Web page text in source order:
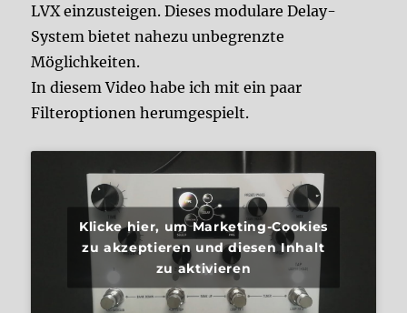
LVX einzusteigen. Dieses modulare Delay-
System bietet nahezu unbegrenzte
Möglichkeiten.
In diesem Video habe ich mit ein paar
Filteroptionen herumgespielt.
Klicke hier, um Marketing-Cookies
zu akzeptieren und diesen Inhalt
zu aktivieren